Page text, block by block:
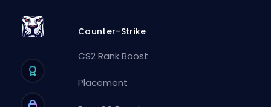
Counter-Strike
CS2 Rank Boost
Placement